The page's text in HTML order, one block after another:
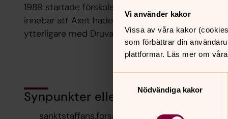
Vi använder kakor
Vissa av våra kakor
som förbättrar din
plattformar. Läs mer om
Nödvändiga kakor
1989 startade förskoleverksamheten Axet. Två år
innebar att Axet hade två avdelningar - Kornet
ytterligare med Druvan i Nevishög och Axets
Synpunkter eller frågor på sidans
sanktstaffans.forsamling@svenskakyrkan.se